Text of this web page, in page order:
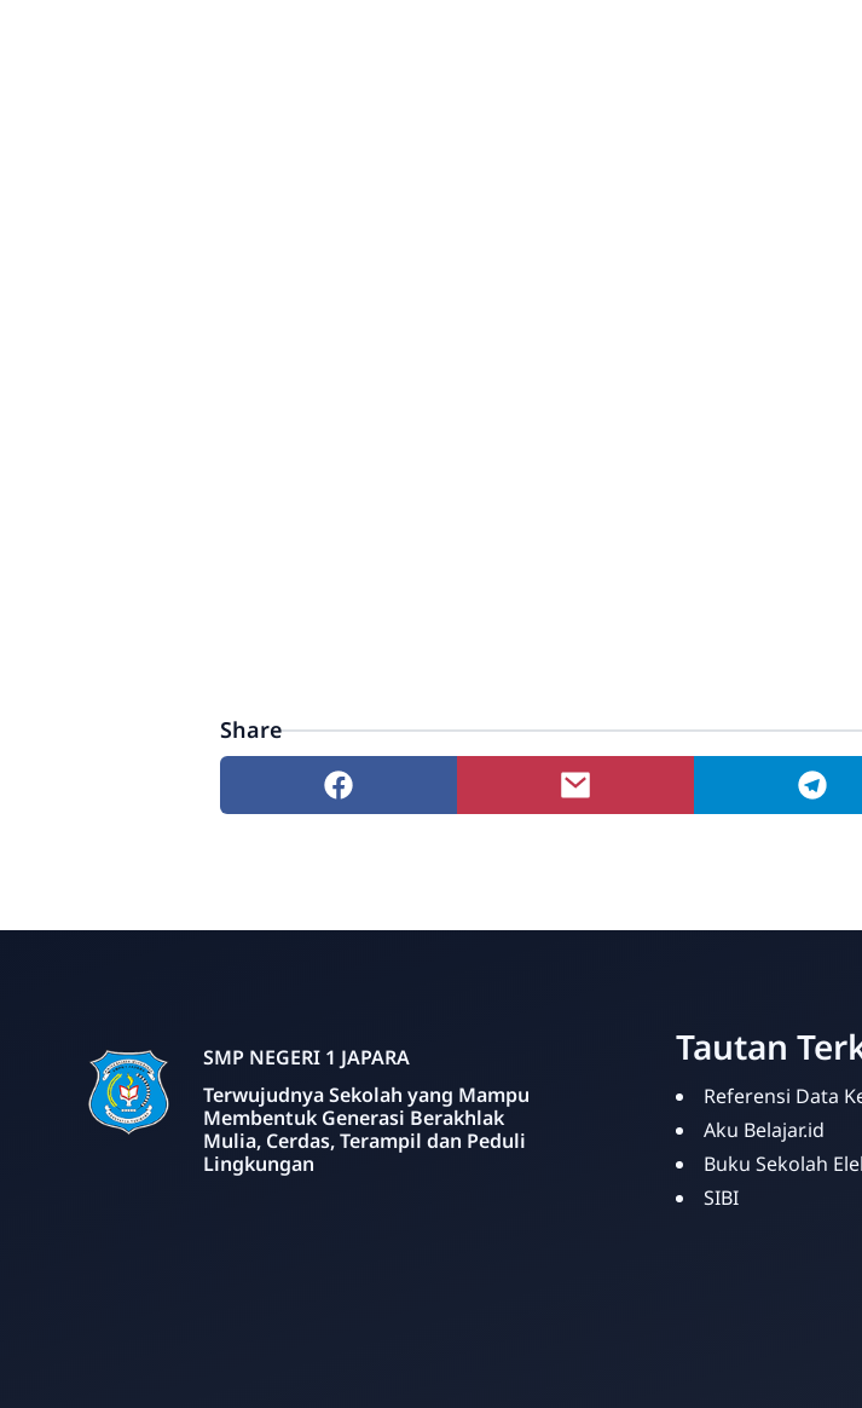
Share
SMP NEGERI 1 JAPARA
Terwujudnya Sekolah yang Mampu
Membentuk Generasi Berakhlak
Mulia, Cerdas, Terampil dan Peduli
Lingkungan
Tautan
Referensi Data
Aku Belajar.id
Buku Sekolah
SIBI